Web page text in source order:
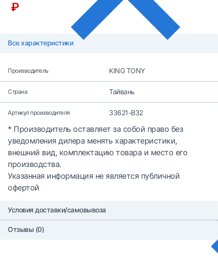
₽
Все характеристики
Производитель KING TONY
Страна Тайвань
Артикул производителя 33621-B32
* Производитель оставляет за собой право без
уведомления дилера менять характеристики,
внешний вид, комплектацию товара и место его
производства.
Указанная информация не является публичной
офертой
Условия доставки/самовывоза
Отзывы (0)